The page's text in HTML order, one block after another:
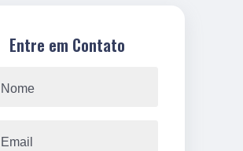
Entre em Contato